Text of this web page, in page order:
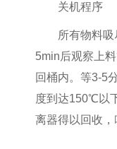
关机程序
所有物料
5min后观察上
回桶内。等3-5
度到达150℃以
离器得以回收